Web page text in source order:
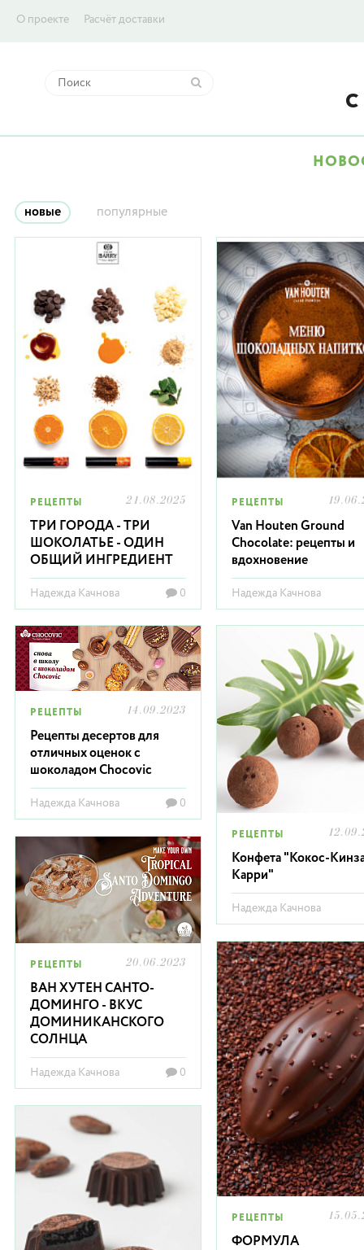
О проекте Расчёт доставки
новые популярные
РЕЦЕПТЫ 21.08.2025
ТРИ ГОРОДА - ТРИ
ШОКОЛАТЬЕ - ОДИН
ОБЩИЙ ИНГРЕДИЕНТ
Надежда Качнова 0
РЕЦЕПТЫ
Van Houten Ground
Chocolate: рецепты и
вдохновение
Надежда Качнова
РЕЦЕПТЫ 14.09.2023
Рецепты десертов для
отличных оценок с
шоколадом Chocovic
Надежда Качнова 0
РЕЦЕПТЫ
Конфета "Кокос-
Карри"
Надежда Качнова
РЕЦЕПТЫ 20.06.2023
ВАН ХУТЕН САНТО-
ДОМИНГО - ВКУС
ДОМИНИКАНСКОГО
СОЛНЦА
Надежда Качнова 0
РЕЦЕПТЫ
ФОРМУЛА